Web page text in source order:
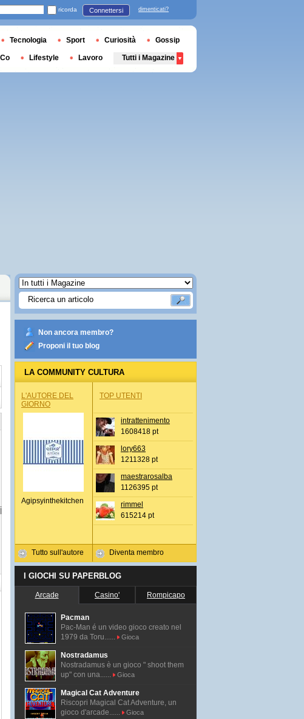
Non ancora membro?
Proponi il tuo blog
LA COMMUNITY CULTURA
L'AUTORE DEL
GIORNO
Agipsyinthekitchen
Tutto sull'autore
TOP UTENTI
intrattenimento
1608418 pt
lory663
1211328 pt
maestrarosalba
1126395 pt
rimmel
615214 pt
Diventa membro
I GIOCHI SU PAPERBLOG
Arcade Casino' Rompicapo
Pacman
Pac-Man é un video gioco creato nel
1979 da Toru......
Gioca
Nostradamus
Nostradamus è un gioco " shoot them
up" con una......
Gioca
Magical Cat Adventure
Riscopri Magical Cat Adventure, un
gioco d'arcade......
Gioca
ricorda Connettersi dimenticati?
Tecnologia Sport Curiosità Gossip
Lifestyle Lavoro Tutti i Magazine